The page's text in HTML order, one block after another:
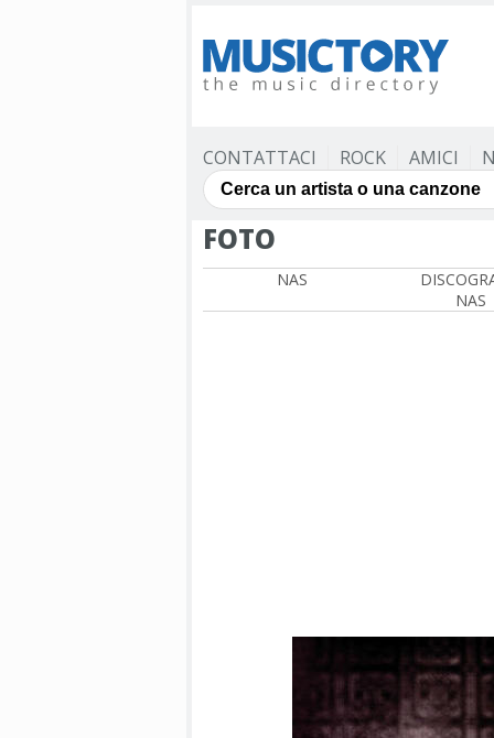
CONTATTACI ROCK AMICI
FOTO
NAS
NAS